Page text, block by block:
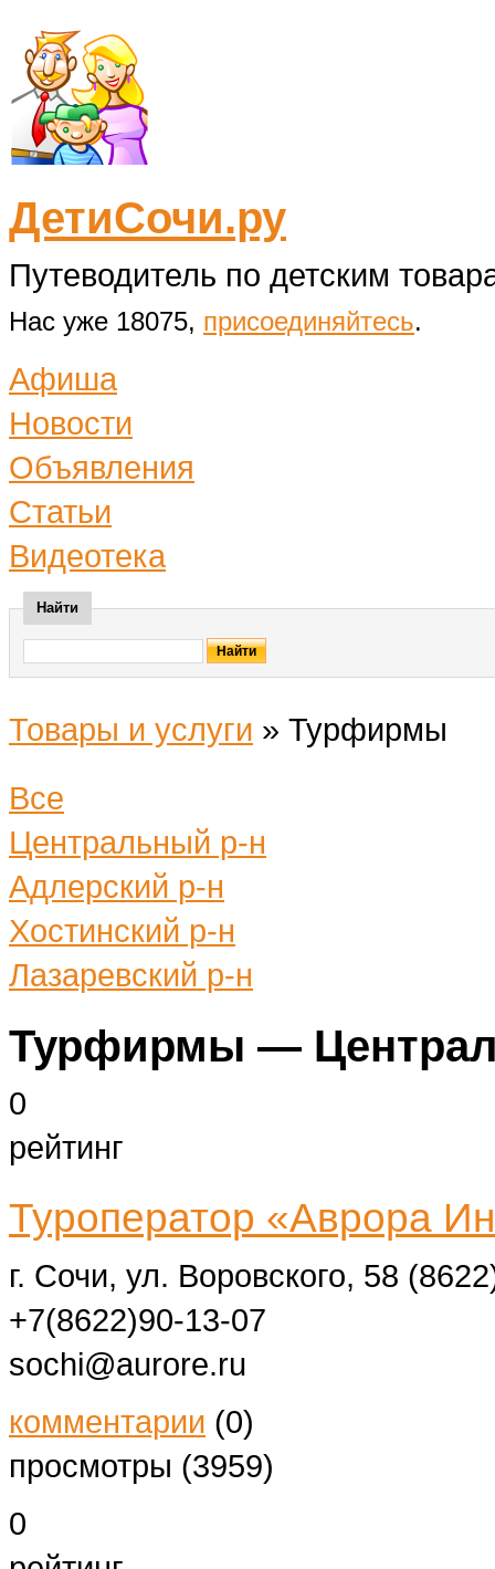
ДетиСочи.ру
Путеводитель по детским
Нас уже 18075, присоединяйтесь.
Афиша
Новости
Объявления
Статьи
Видеотека
Найти
Товары и услуги » Турфирмы
Все
Центральный р-н
Адлерский р-н
Хостинский р-н
Лазаревский р-н
Турфирмы —
0
рейтинг
Туроператор «Аврора
г. Сочи, ул. Воровского, 58
+7(8622)90-13-07
sochi@aurore.ru
комментарии (0)
просмотры (3959)
0